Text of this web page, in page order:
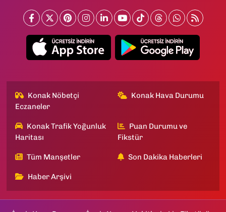
Konak Nöbetçi
Eczaneler
Konak Hava Durumu
Konak Trafik Yoğunluk
Haritası
Puan Durumu ve
Fikstür
Tüm Manşetler Son Dakika Haberleri
Haber Arşivi